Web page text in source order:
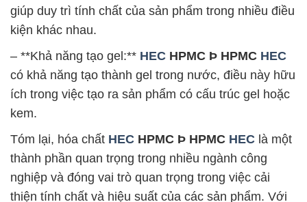
giúp duy trì tính chất của sản phẩm trong nhiều điều
kiện khác nhau.
– **Khả năng tạo gel:** HEC HPMC Þ HPMC HEC
có khả năng tạo thành gel trong nước, điều này hữu
ích trong việc tạo ra sản phẩm có cấu trúc gel hoặc
kem.
Tóm lại, hóa chất HEC HPMC Þ HPMC HEC là một
thành phần quan trọng trong nhiều ngành công
nghiệp và đóng vai trò quan trọng trong việc cải
thiện tính chất và hiệu suất của các sản phẩm. Với